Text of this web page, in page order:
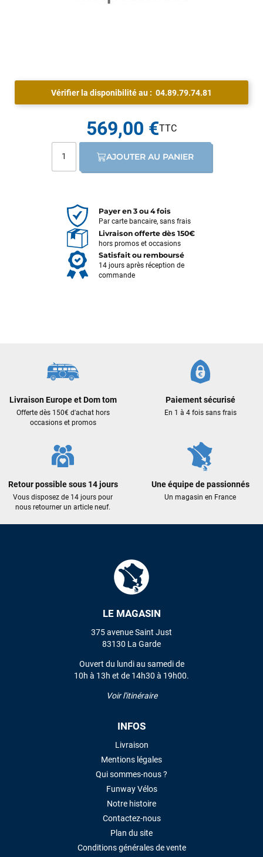
Vérifier la disponibilité au : 04.89.79.74.81
569,00 €
AJOUTER AU PANIER
Payer en 3 ou 4 fois
Par carte bancaire, sans frais
Livraison offerte dès 150€
hors promos et occasions
Satisfait ou remboursé
14 jours après réception de
commande
Livraison Europe et Dom tom
Offerte dès 150€ d'achat hors
occasions et promos
Paiement sécurisé
En 1 à 4 fois sans frais
Retour possible sous 14 jours
Vous disposez de 14 jours pour
nous retourner un article neuf.
Une équipe de passionnés
Un magasin en France
LE MAGASIN
375 avenue Saint Just
83130 La Garde
Ouvert du lundi au samedi de
10h à 13h et de 14h30 à 19h00.
Voir l'itinéraire
INFOS
Livraison
Mentions légales
Qui sommes-nous ?
Funway Vélos
Notre histoire
Contactez-nous
Plan du site
Conditions générales de vente
Des conseils (par téléphone), du matos d'occasion de bonne
qualité : c'est toujours un plaisir!
Sébastien BACHELIER
Cela faisait 6 mois que je galérais à remplacer ma board eux
encore pour cette severne dyno !
J'ai acheté une voile d'occasion depuis Tahiti. Super service.
VOIR TOUS LES AVIS